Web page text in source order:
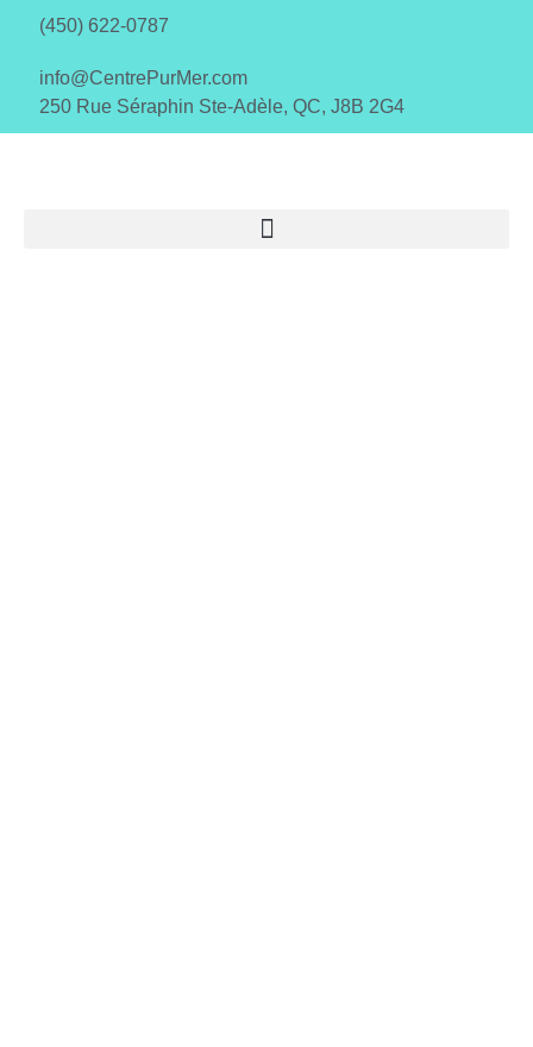
(450) 622-0787
info@CentrePurMer.com
250 Rue Séraphin Ste-Adèle, QC, J8B 2G4